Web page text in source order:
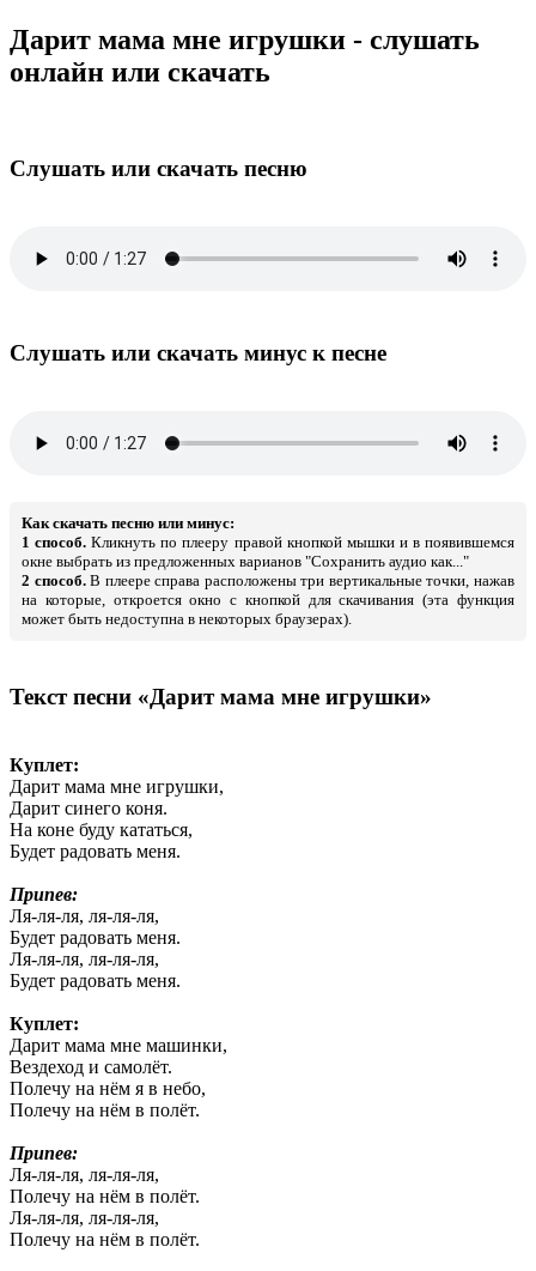
Дарит мама мне игрушки - слушать
онлайн или скачать
Слушать или скачать песню
Слушать или скачать минус к песне
Как скачать песню или минус:
1 способ. Кликнуть по плееру правой кнопкой мышки и в появившемся
окне выбрать из предложенных варианов "Сохранить аудио как..."
2 способ.В плеере справа расположены три вертикальные точки, нажав
на которые, откроется окно с кнопкой для скачивания (эта функция
может быть недоступна в некоторых браузерах).
Текст песни «Дарит мама мне игрушки»
Куплет:
Дарит мама мне игрушки,
Дарит синего коня.
На коне буду кататься,
Будет радовать меня.
Припев:
Ля-ля-ля, ля-ля-ля,
Будет радовать меня.
Ля-ля-ля, ля-ля-ля,
Будет радовать меня.
Куплет:
Дарит мама мне машинки,
Вездеход и самолёт.
Полечу на нём я в небо,
Полечу на нём в полёт.
Припев:
Ля-ля-ля, ля-ля-ля,
Полечу на нём в полёт.
Ля-ля-ля, ля-ля-ля,
Полечу на нём в полёт.